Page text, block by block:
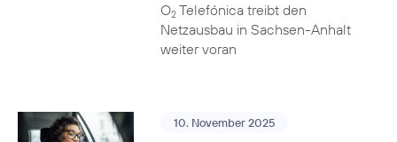
O2Telefónica treibt den
Netzausbau in Sachsen-Anhalt
weiter voran
10. November 2025